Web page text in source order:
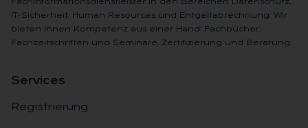
Fachinformationsdienstleister in den Bereichen Datenschutz,
IT-Sicherheit, Human Resources und Entgeltabrechnung. Wir
bieten Ihnen Kompetenz aus einer Hand: Fachbücher,
Fachzeitschriften und Seminare, Zertifizierung und Beratung.
Ser­vices
Registrierung